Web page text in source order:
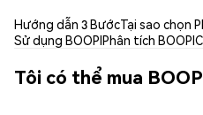
Hướng dẫn 3 BướcTại sao chọn
Sử dụng BOOPIPhân tích BOOPI
Tôi có thể mua